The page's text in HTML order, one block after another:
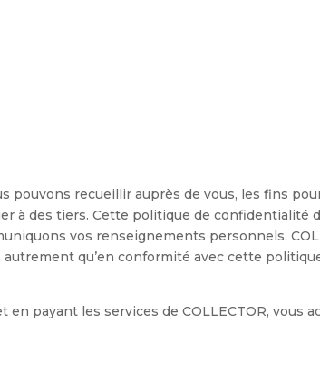
recueillir auprès de vous, les fins
à des tiers. Cette politique de confidentialité
vos renseignements personnels.
qu’en conformité avec cette
payant les services de COLLECTOR, vous